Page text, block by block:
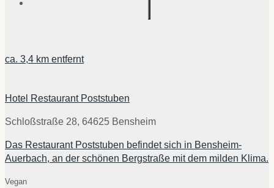
ca. 3,4 km entfernt
Hotel Restaurant Poststuben
Schloßstraße 28, 64625 Bensheim
Das Restaurant Poststuben befindet sich in Bensheim-
Auerbach, an der schönen Bergstraße mit dem milden Klima.
Vegan